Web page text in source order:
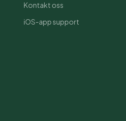
Kontakt oss
iOS-app support